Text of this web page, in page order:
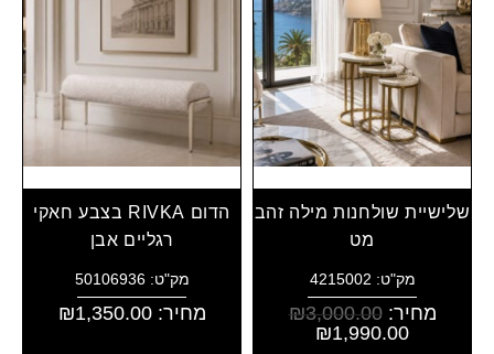
שלישיית שולחנות מילה זהב
מט
מק"ט: 4215002
מחיר: ₪3,000.00
₪1,990.00
הדום RIVKA בצבע חאקי
רגליים אבן
מק"ט: 50106936
מחיר: ₪1,350.00